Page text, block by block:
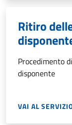
Ritiro
Procedimento
disponente
VAI AL